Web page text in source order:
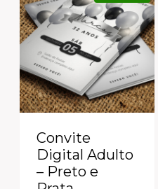
Convite
Digital Adulto
– Preto e